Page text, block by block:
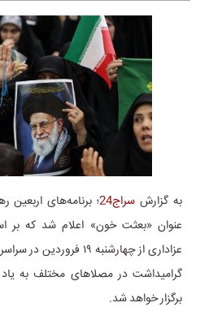
به گزارش سراج24
؛ برنامه‌های اربعین
عنوان «بعثت خون» اعلام شد که
عزاداری از چهارشنبه ۱۹
گرامیداشت در مصلاهای مختلف به یاد
برگزار خواهد شد.